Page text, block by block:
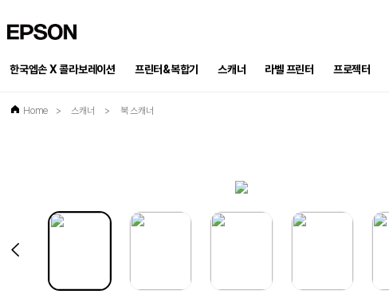
한국엡손 X 콜라보레이션 프린터&복합기 스캐너 라벨 프린터 프로젝터
Home > 스캐너 > 북 스캐너